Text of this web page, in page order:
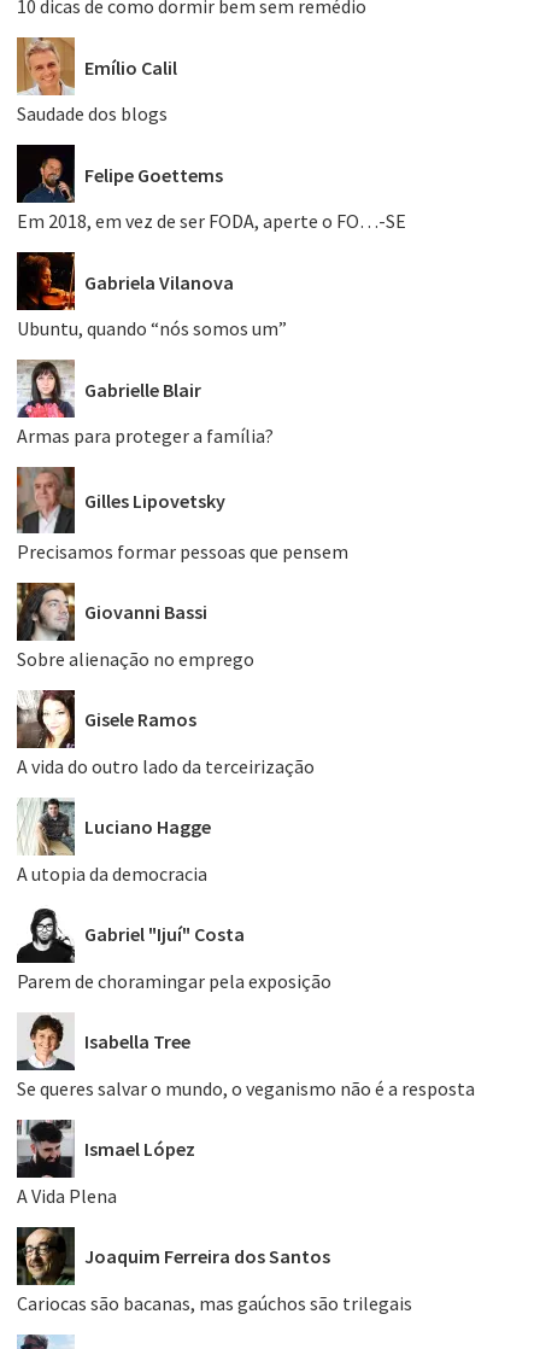
10 dicas de como dormir bem sem remédio
Emílio Calil
Saudade dos blogs
Felipe Goettems
Em 2018, em vez de ser FODA, aperte o FO…-SE
Gabriela Vilanova
Ubuntu, quando “nós somos um”
Gabrielle Blair
Armas para proteger a família?
Gilles Lipovetsky
Precisamos formar pessoas que pensem
Giovanni Bassi
Sobre alienação no emprego
Gisele Ramos
A vida do outro lado da terceirização
Luciano Hagge
A utopia da democracia
Gabriel "Ijuí" Costa
Parem de choramingar pela exposição
Isabella Tree
Se queres salvar o mundo, o veganismo não é a resposta
Ismael López
A Vida Plena
Joaquim Ferreira dos Santos
Cariocas são bacanas, mas gaúchos são trilegais